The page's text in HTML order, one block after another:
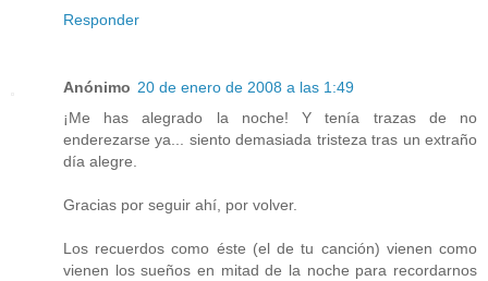
Responder
Anónimo 20 de enero de 2008 a las 1:49
¡Me has alegrado la noche! Y tenía trazas de no
enderezarse ya... siento demasiada tristeza tras un extraño
día alegre.
Gracias por seguir ahí, por volver.
Los recuerdos como éste (el de tu canción) vienen como
vienen los sueños en mitad de la noche para recordarnos